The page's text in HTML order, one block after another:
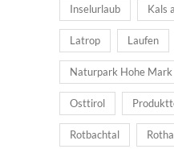
Inselurlaub Kals
Latrop Laufen
Naturpark Hohe Mark
Osttirol
Rotbachtal